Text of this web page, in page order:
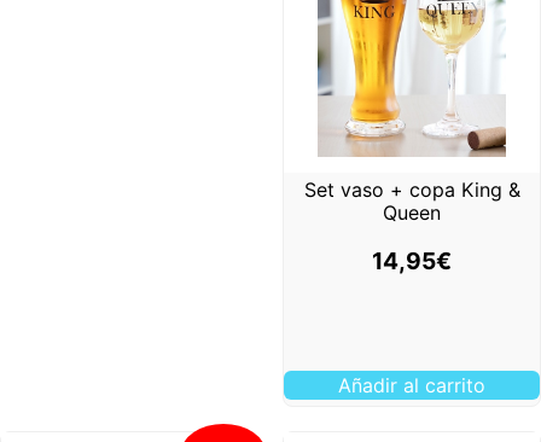
Set vaso + copa King &
Queen
14,95€
Añadir al carrito